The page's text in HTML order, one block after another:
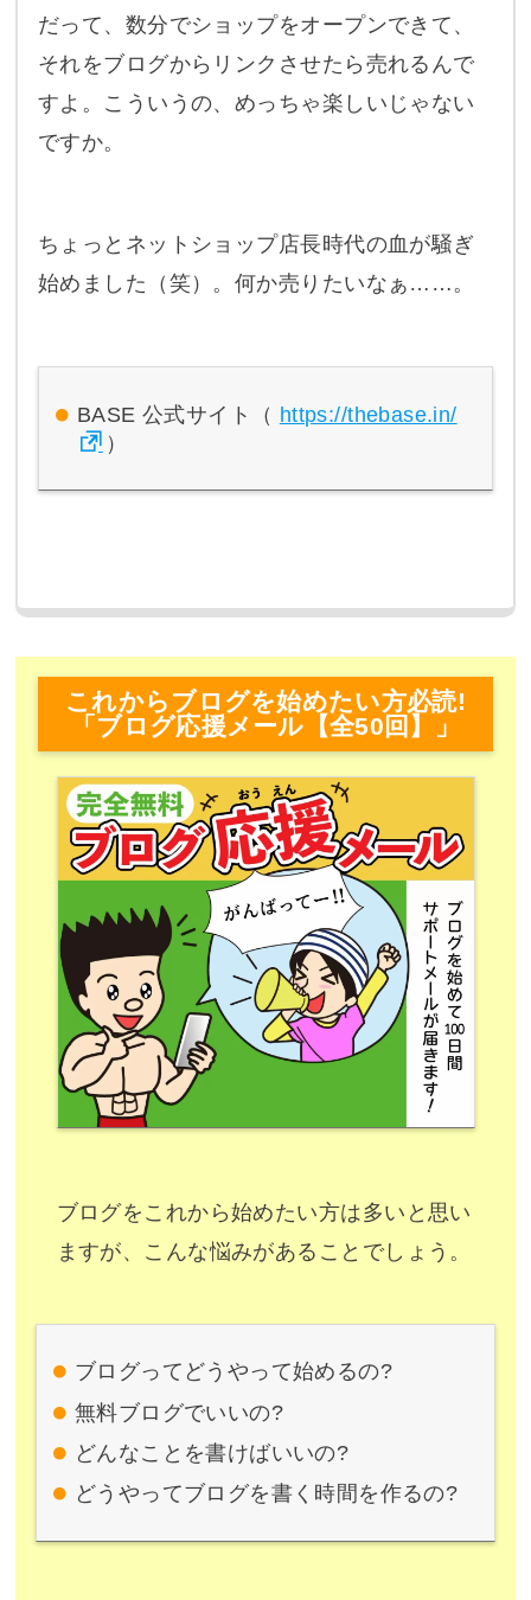
だって、数分でショップをオープンできて、
それをブログからリンクさせたら売れるんで
すよ。こういうの、めっちゃ楽しいじゃない
ですか。
ちょっとネットショップ店長時代の血が騒ぎ
始めました（笑）。何か売りたいなぁ……。
BASE 公式サイト（ https://thebase.in/
）
これからブログを始めたい方必読!
「ブログ応援メール【全50回】」
ブログをこれから始めたい方は多いと思い
ますが、こんな悩みがあることでしょう。
ブログってどうやって始めるの?
無料ブログでいいの?
どんなことを書けばいいの?
どうやってブログを書く時間を作るの?